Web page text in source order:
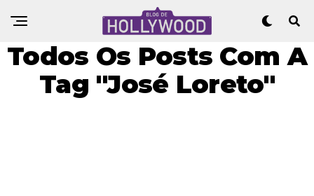
Todos Os Posts Com A
Tag "José Loreto"